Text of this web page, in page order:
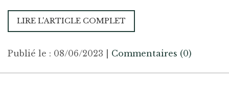
LIRE L'ARTICLE COMPLET
Publié le : 08/06/2023 Commentaires (0)